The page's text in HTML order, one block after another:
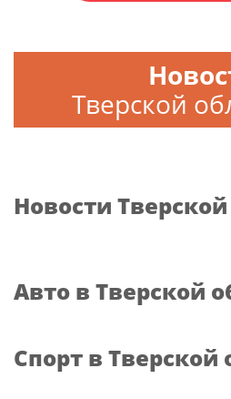
Тверской
Новости
Авто в Тверской
Спорт в Тверской